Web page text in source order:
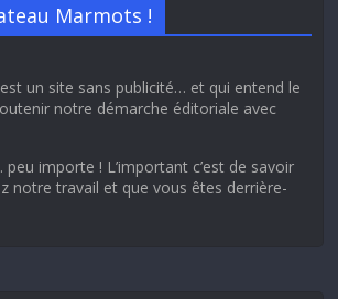
Marmots !
un site sans publicité… et qui entend le
notre démarche éditoriale avec
importe ! L’important c’est de savoir
notre travail et que vous êtes derrière-